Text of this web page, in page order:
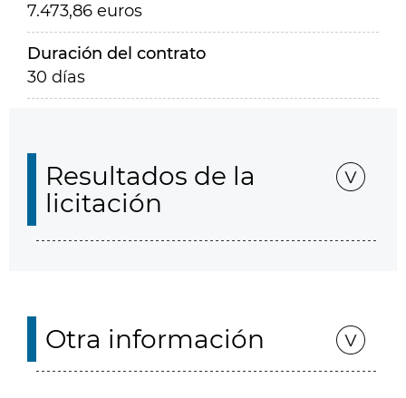
7.473,86 euros
Duración del contrato
30 días
Resultados de la
licitación
Otra información